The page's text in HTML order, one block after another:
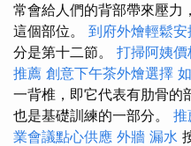
常會給人們的背部帶來壓力
這個部位。 到府外燴輕鬆安
分是第十二節。 打掃阿姨價
推薦 創意下午茶外燴選擇
一背椎，即它代表有肋骨的
也是基礎訓練的一部分。 推
業會議點心供應 外牆 漏水